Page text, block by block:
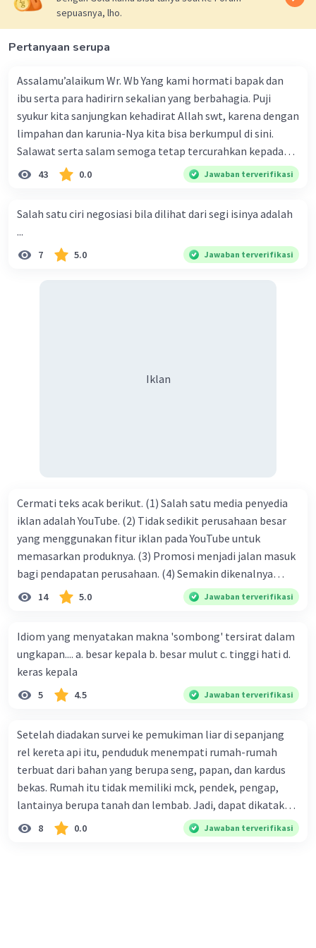
sepuasnya, lho.
Pertanyaan serupa
Assalamu’alaikum Wr. Wb Yang kami hormati bapak dan
ibu serta para hadirirn sekalian yang berbahagia. Puji
syukur kita sanjungkan kehadirat Allah swt, karena dengan
limpahan dan karunia-Nya kita bisa berkumpul di sini.
Salawat serta salam semoga tetap tercurahkan kepada
junjungan Nabi besar Muhammad saw, karena beliau
menyiarkan agama yang haq, yakni agama islam, agama
ke dalam umat-Nya yang diberkahi. Amin ya rabbal alamin.
Hadirin sekalian yang berbahagia! Dirasa amat penting
sekali jiwa sosial untuk diterapkan di lingkungan keluarga,
limpahan karuniaNya kita bisa berkumpul di sini. Kalimat
43 0.0 Jawaban terverifikasi
Salah satu ciri negosiasi bila dilihat dari segi isinya adalah
...
7 5.0 Jawaban terverifikasi
Iklan
Cermati teks acak berikut. (1) Salah satu media penyedia
iklan adalah YouTube. (2) Tidak sedikit perusahaan besar
yang menggunakan fitur iklan pada YouTube untuk
memasarkan produknya. (3) Promosi menjadi jalan masuk
bagi pendapatan perusahaan. (4) Semakin dikenalnya
suatu produk oleh konsumen, semakin besar pula peluang
perusahaan kepada konsumen. Urutan yang tepat agar
menjadi teks eksposisi yang padu adalah .... A. (1)-(2)-(3)-
(4)-(5) B. (2)-(1)-(3)-(4)-(5) C. (3)-(1)-(2)-(5)-(4) D. (3)-(5)-
(4)-(1)-(2) E. (5)-(1)-(3)-(4)-(2)
14 5.0 Jawaban terverifikasi
Idiom yang menyatakan makna 'sombong' tersirat dalam
ungkapan.... a. besar kepala b. besar mulut c. tinggi hati d.
keras kepala
5 4.5 Jawaban terverifikasi
Setelah diadakan survei ke pemukiman liar di sepanjang
rel kereta api itu, penduduk menempati rumah-rumah
terbuat dari bahan yang berupa seng, papan, dan kardus
bekas. Rumah itu tidak memiliki mck, pendek, pengap,
lantainya berupa tanah dan lembab. Jadi, dapat dikatakan
bahwa tempat tinggal mereka tidak layak huni dan tidak
8 0.0 Jawaban terverifikasi